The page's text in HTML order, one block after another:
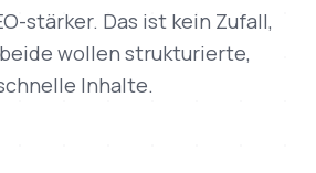
stärker. Das ist kein Zufall,
wollen strukturierte,
Inhalte.